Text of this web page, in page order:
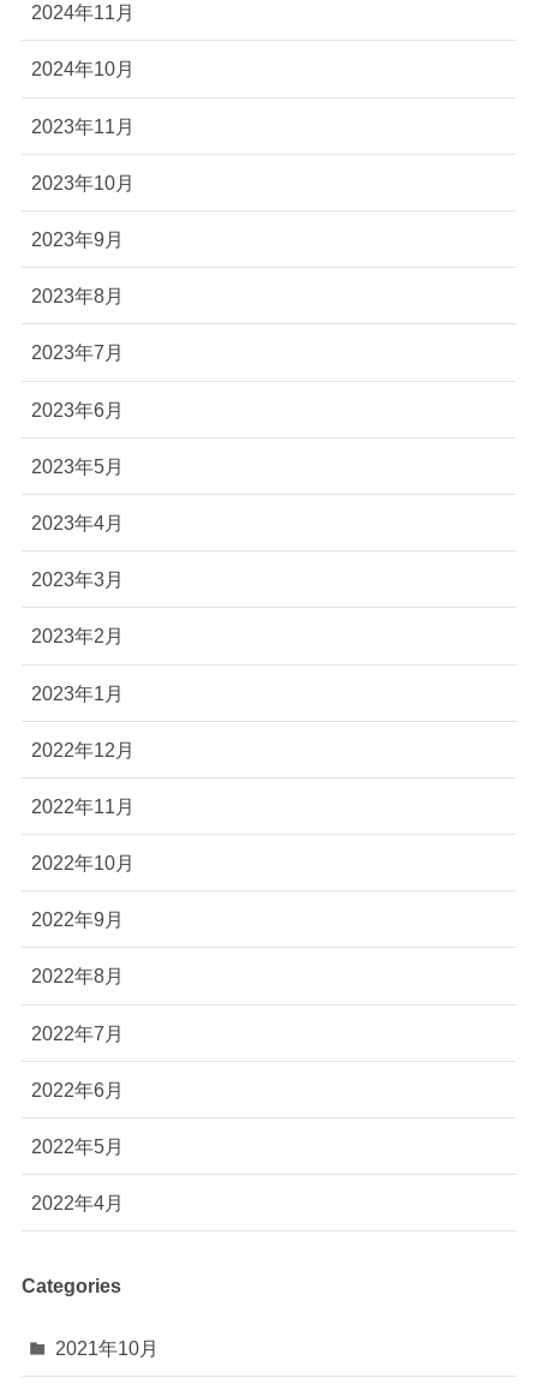
2024年11月
2024年10月
2023年11月
2023年10月
2023年9月
2023年8月
2023年7月
2023年6月
2023年5月
2023年4月
2023年3月
2023年2月
2023年1月
2022年12月
2022年11月
2022年10月
2022年9月
2022年8月
2022年7月
2022年6月
2022年5月
2022年4月
Categories
2021年10月